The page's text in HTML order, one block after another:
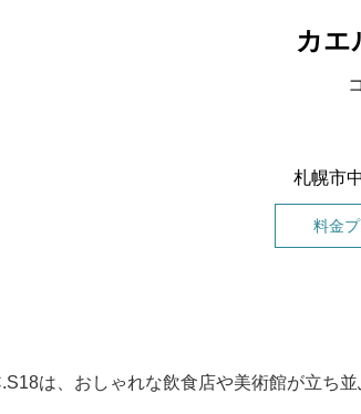
カエ
札幌市
料金
は、おしゃれな飲食店や美術館が立ち